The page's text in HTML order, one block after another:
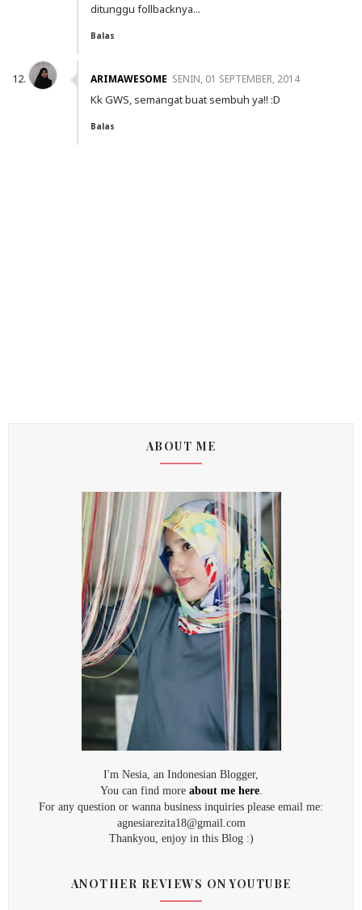
ditunggu follbacknya...
Balas
ARIMAWESOME SENIN, 01 SEPTEMBER, 2014
Kk GWS, semangat buat sembuh ya!! :D
Balas
ABOUT ME
I'm Nesia, an Indonesian Blogger,
You can find more about me here.
For any question or wanna business inquiries please email me:
agnesiarezita18@gmail.com
Thankyou, enjoy in this Blog :)
ANOTHER REVIEWS ON YOUTUBE